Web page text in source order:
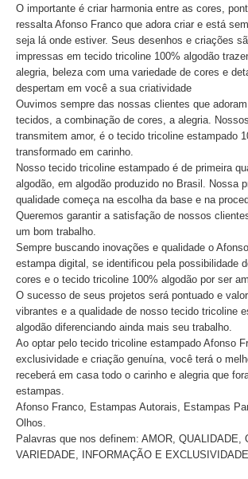
O importante é criar harmonia entre as cores,
ressalta Afonso Franco que adora criar e está
seja lá onde estiver. Seus desenhos e criações
impressas em tecido tricoline 100% algodão
alegria, beleza com uma variedade de cores e
despertam em você a sua criatividade
Ouvimos sempre das nossas clientes que
tecidos, a combinação de cores, a alegria.
transmitem amor, é o tecido tricoline estampado
transformado em carinho.
Nosso tecido tricoline estampado é de primeira
algodão, em algodão produzido no Brasil. Nossa
qualidade começa na escolha da base e na
Queremos garantir a satisfação de nossos
um bom trabalho.
Sempre buscando inovações e qualidade o
estampa digital, se identificou pela possibilidade
cores e o tecido tricoline 100% algodão por ser
O sucesso de seus projetos será pontuado e
vibrantes e a qualidade de nosso tecido tricoline
algodão diferenciando ainda mais seu trabalho.
Ao optar pelo tecido tricoline estampado Afonso
exclusividade e criação genuína, você terá o
receberá em casa todo o carinho e alegria que
estampas.
Afonso Franco, Estampas Autorais, Estampas
Olhos.
Palavras que nos definem: AMOR, QUALIDADE,
VARIEDADE, INFORMAÇÃO E EXCLUSIVIDADE